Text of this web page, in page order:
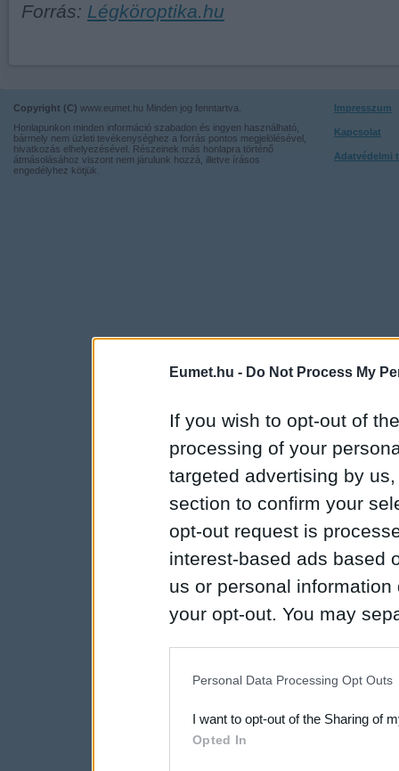
Eumet.hu - Do Not Process My
If you wish to opt-out of
processing of your
targeted advertising by
section to confirm your
opt-out request is
interest-based ads based
us or personal
your opt-out. You may
Downstream Participants
third parties.
Personal Data Processing Opt Outs
I want to opt-out of the Sharing of
Opted In
Forrás: Légköroptika.hu
Copyright (C) www.eumet.hu Minden jog fenntartva.
Honlapunkon minden információ szabadon és ingyen használható,
bármely nem üzleti tevékenységhez a forrás pontos megjelölésével,
hivatkozás elhelyezésével. Részeinek más honlapra történő
átmásolásához viszont nem járulunk hozzá, illetve írásos
engedélyhez kötjük.
Impresszum
Kapcsolat
Adatvédelmi